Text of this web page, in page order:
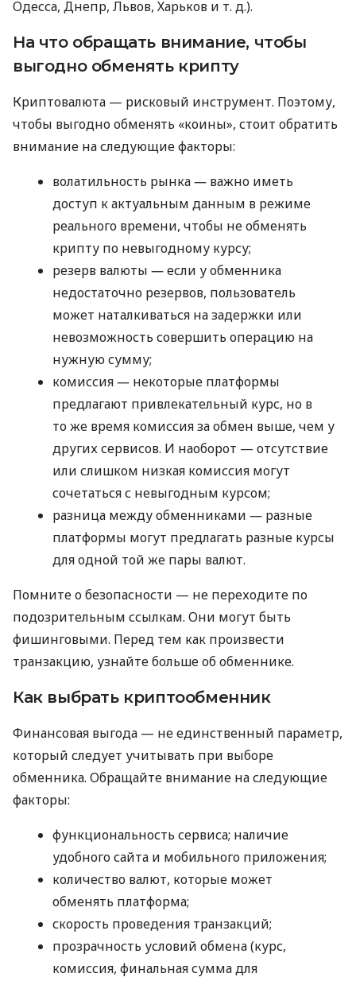
Одесса, Днепр, Львов, Харьков и т. д.).
На что обращать внимание, чтобы
выгодно обменять крипту
Криптовалюта — рисковый инструмент. Поэтому,
чтобы выгодно обменять «коины», стоит обратить
внимание на следующие факторы:
волатильность рынка ― важно иметь
доступ к актуальным данным в режиме
реального времени, чтобы не обменять
крипту по невыгодному курсу;
резерв валюты ― если у обменника
недостаточно резервов, пользователь
может наталкиваться на задержки или
невозможность совершить операцию на
нужную сумму;
комиссия ― некоторые платформы
предлагают привлекательный курс, но в
то же время комиссия за обмен выше, чем у
других сервисов. И наоборот — отсутствие
или слишком низкая комиссия могут
сочетаться с невыгодным курсом;
разница между обменниками ― разные
платформы могут предлагать разные курсы
для одной той же пары валют.
Помните о безопасности — не переходите по
подозрительным ссылкам. Они могут быть
фишинговыми. Перед тем как произвести
транзакцию, узнайте больше об обменнике.
Как выбрать криптообменник
Финансовая выгода — не единственный параметр,
который следует учитывать при выборе
обменника. Обращайте внимание на следующие
факторы:
функциональность сервиса; наличие
удобного сайта и мобильного приложения;
количество валют, которые может
обменять платформа;
скорость проведения транзакций;
прозрачность условий обмена (курс,
комиссия, финальная сумма для